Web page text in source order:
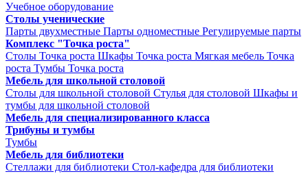
Учебное оборудование
Столы ученические
Парты двухместные Парты одноместные Регулируемые парты
Комплекс "Точка роста"
Столы Точка роста Шкафы Точка роста Мягкая мебель Точка
роста Тумбы Точка роста
Мебель для школьной столовой
Столы для школьной столовой Стулья для столовой Шкафы и
тумбы для школьной столовой
Мебель для специализированного класса
Трибуны и тумбы
Тумбы
Мебель для библиотеки
Стеллажи для библиотеки Стол-кафедра для библиотеки